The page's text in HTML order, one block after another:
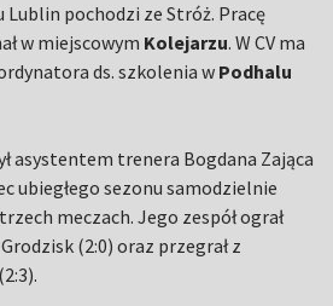
pochodzi ze Stróż. Pracę
w miejscowym Kolejarzu. W CV ma
ds. szkolenia w Podhalu
asystentem trenera Bogdana Zająca
ubiegłego sezonu samodzielnie
meczach. Jego zespół ograł
(2:0) oraz przegrał z